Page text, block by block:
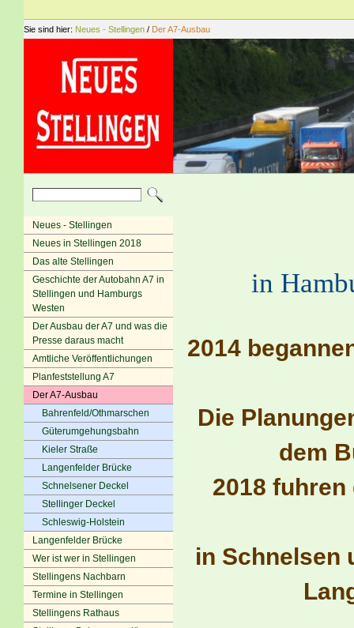
Sie sind hier: Neues - Stellingen / Der A7-Ausbau
Neues - Stellingen
Neues in Stellingen 2018
Das alte Stellingen
Geschichte der Autobahn A7 in
Stellingen und Hamburgs
Westen
Der Ausbau der A7 und was die
Presse daraus macht
Amtliche Veröffentlichungen
Planfeststellung A7
Der A7-Ausbau
Bahrenfeld/Othmarschen
Güterumgehungsbahn
Kieler Straße
Langenfelder Brücke
Schnelsener Deckel
Stellinger Deckel
Schleswig-Holstein
Langenfelder Brücke
Wer ist wer in Stellingen
Stellingens Nachbarn
Termine in Stellingen
Stellingens Rathaus
in
2014
Die
dem
2018
in Schnelsen